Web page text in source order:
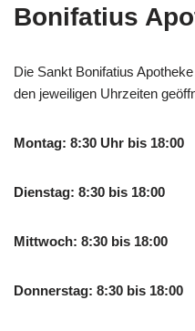
Bonifatius
Die Sankt Bonifatius
den jeweiligen Uhrzeiten
Montag: 8:30 Uhr bis 18:00
Dienstag: 8:30 bis 18:00
Mittwoch: 8:30 bis 18:00
Donnerstag: 8:30 bis 18:00